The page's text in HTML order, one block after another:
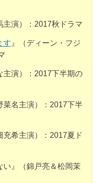
主演）：2017秋ドラマ
す 』（ディーン・フジ
主演）：2017下半期の
菜名主演）：2017下半
充希主演）：2017夏ド
い』（錦戸亮＆松岡茉